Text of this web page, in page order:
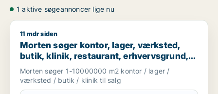
1 aktive søgeannoncer lige nu
Morten søger kontor, lager, værksted, butik, klinik,
11 mdr siden
Morten søger kontor, lager, værksted,
butik, klinik, restaurant, erhvervsgrund,
boligudlejningsejendom, hotel eller
produktionslokaler til salg i Region
Nordjylland
Morten søger 1-10000000 m2 kontor / lager /
værksted / butik / klinik til salg